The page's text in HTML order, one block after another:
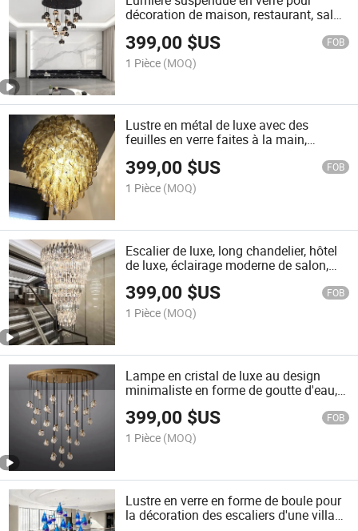
décoration de maison, restaurant, salon
escaliers
399,00 $US FOB
1 Pièce (MOQ)
Lustre en métal de luxe avec des
feuilles en verre faites à la main,
lampes suspendues personnalisées
399,00 $US FOB
1 Pièce (MOQ)
Escalier de luxe, long chandelier, hôtel
de luxe, éclairage moderne de salon,
conception de circuit et cristal avec
source lumineuse LED dimmable
399,00 $US FOB
1 Pièce (MOQ)
Lampe en cristal de luxe au design
minimaliste en forme de goutte d'eau,
lampe post-moderne, éclairage
nordique pour le salon, luminaire de
décoration intérieure
399,00 $US FOB
1 Pièce (MOQ)
Lustre en verre en forme de boule pour
la décoration des escaliers d'une villa